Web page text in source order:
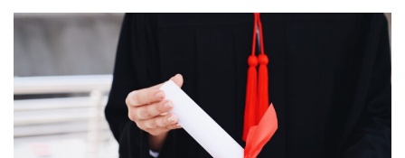
Otra de las acciones titulada “Mujer + Cerveza &
Tecnología” busca un ambiente relajado para que las
mujeres puedan compartir ideas y temas dentro de una